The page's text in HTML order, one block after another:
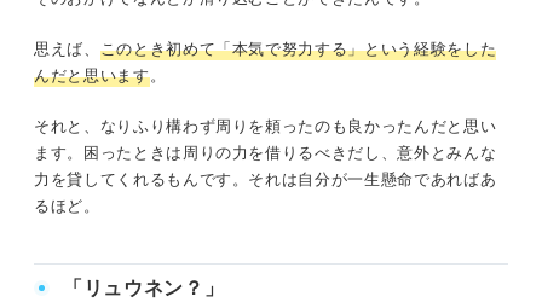
思えば、 このとき初めて「本気で努力する」という経験をした
んだと思います。
それと、なりふり構わず周りを頼ったのも良かったんだと思い
ます。困ったときは周りの力を借りるべきだし、意外とみんな
力を貸してくれるもんです。それは自分が一生懸命であればあ
るほど。
「リュウネン？」